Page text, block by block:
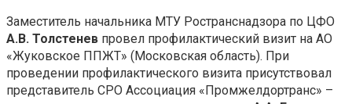
Заместитель начальника МТУ Ространснадзора по ЦФО
А.В. Толстенев провел профилактический визит на АО
«Жуковское ППЖТ» (Московская область). При
проведении профилактического визита присутствовал
представитель СРО Ассоциация «Промжелдортранс» –